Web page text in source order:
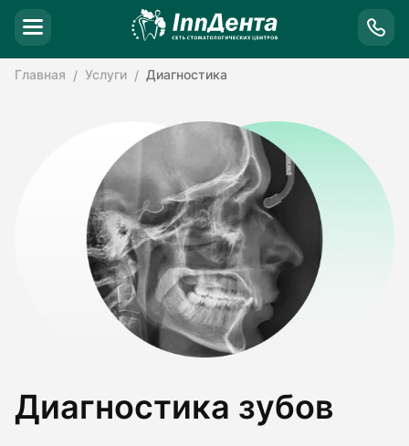
Главная Услуги Диагностика
Диагностика зубов